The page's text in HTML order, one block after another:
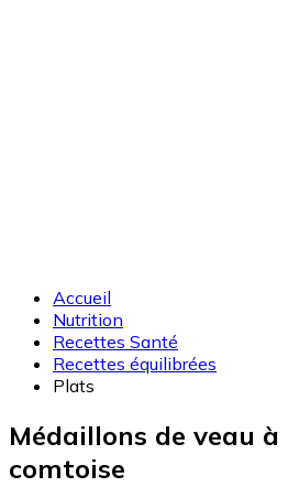
Accueil
Nutrition
Recettes Santé
Recettes équilibrées
Plats
Médaillons de veau
comtoise